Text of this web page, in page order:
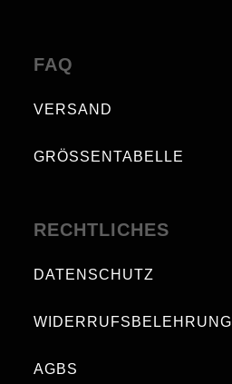
FAQ
VERSAND
GRÖSSENTABELLE
RECHTLICHES
DATENSCHUTZ
WIDERRUFSBELEHRUNG
AGBS